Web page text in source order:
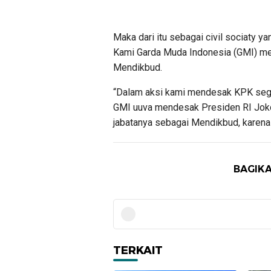
Maka dari itu sebagai civil sociaty
Kami Garda Muda Indonesia (GMI)
Mendikbud.
“Dalam aksi kami mendesak KPK
GMI uuva mendesak Presiden RI
jabatanya sebagai Mendikbud,
TERKAIT